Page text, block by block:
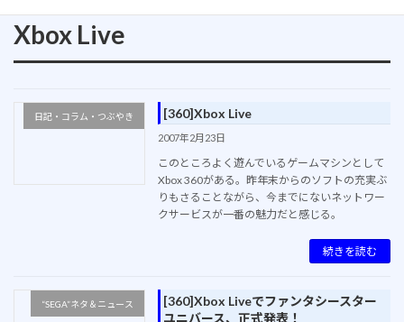
Xbox Live
日記・コラム・つぶやき [360]Xbox Live
2007年2月23日
このところよく遊んでいるゲームマシンとして
Xbox 360がある。昨年末からのソフトの充実ぶ
りもさることながら、今までにないネットワー
クサービスが一番の魅力だと感じる。
続きを読む
“SEGA”ネタ＆ニュース
[360]Xbox Liveでファンタシースター
ユニバース、正式発表！